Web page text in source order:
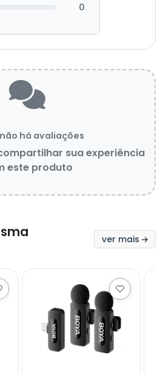
0
há avaliações
sua experiência
este produto
ver mais